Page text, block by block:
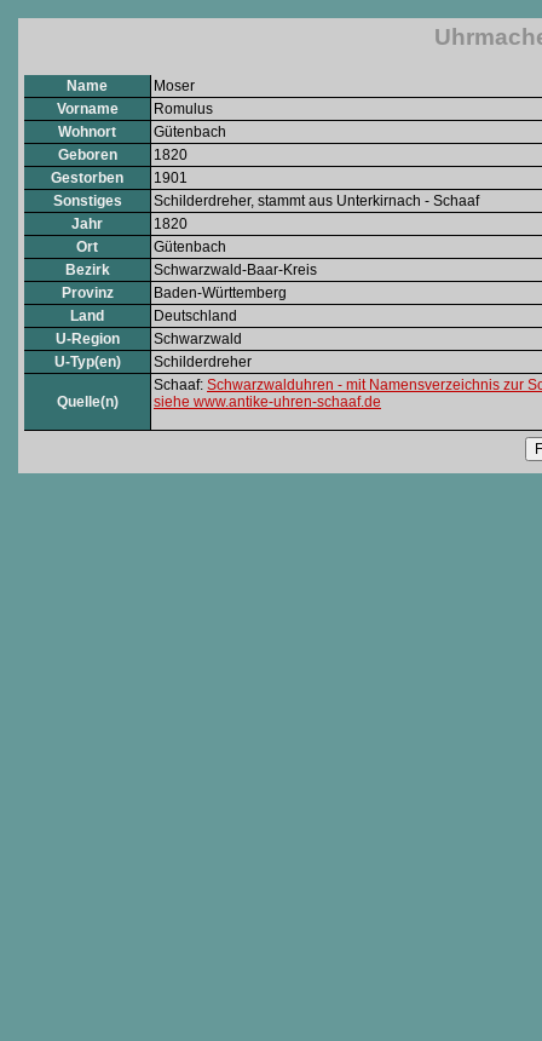
Name
Moser
Vorname
Romulus
Wohnort
Gütenbach
Geboren
1820
Gestorben
1901
Sonstiges
Schilderdreher, stammt aus Unterkirnach - Schaaf
Jahr
1820
Ort
Gütenbach
Bezirk
Schwarzwald-Baar-Kreis
Provinz
Baden-Württemberg
Land
Deutschland
U-Region
Schwarzwald
U-Typ(en)
Schilderdreher
Quelle(n)
Schaaf: Schwarzwalduhren - mit Namensverzeichnis zur
siehe www.antike-uhren-schaaf.de